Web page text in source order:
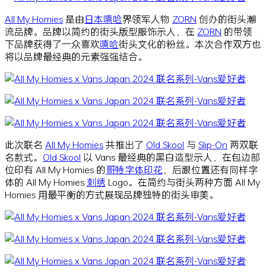
All My Homies是由日本嘻哈界领军人物 ZORN 创办的街头潮
流品牌。品牌以简约的街头版型服饰示人，在 ZORN 的带领
下品牌获得了一众喜欢嘻哈街头文化的粉丝。本次合作双方也
将以品牌最经典的元素强强结合。
此次联名 All My Homies共推出了 Old Skool 与 Slip-On 两双联
名款式。 Old Skool 以 Vans 最经典的黑白造型示人，在包边部
位印有 All My Homies 的哥特字体印花 ，后跟位置还有同样字
体的 All My Homies 刺绣Logo。在简约与街头两种方面 All My
Homies 用最平衡的方式展现品牌独特的街头审美。